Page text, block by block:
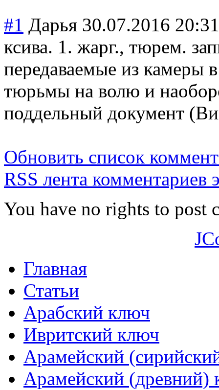
#1 Дарья 30.07.2016 20:31
ксива. 1. жарг., тюрем.
передаваемые из камеры
тюрьмы на волю и
поддельный документ
Обновить список
RSS лента комментариев
You have no rights to post
Главная
Статьи
Арабский ключ
Ивритский ключ
Арамейский
Арамейский (древний)